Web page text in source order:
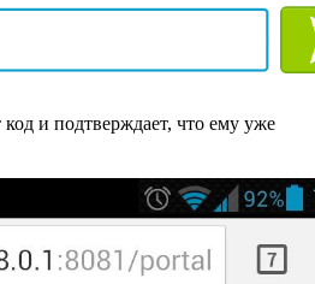
код и подтверждает, что ему уже